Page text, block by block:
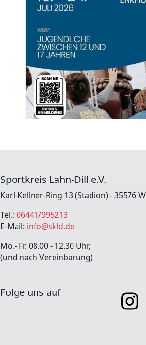
Sportkreis Lahn-Dill e.V.
Karl-Kellner-Ring 13 (Stadion) - 35576
Tel.: 06441/995213
E-Mail: info@skld.de
Mo.- Fr. 08.00 - 12.30 Uhr,
(und nach Vereinbarung)
Folge uns auf